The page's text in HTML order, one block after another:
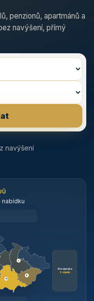
penzionů, apartmánů a
navýšení, přímý
navýšení
nabídku
Slovensko
6 objektů
11
1
6